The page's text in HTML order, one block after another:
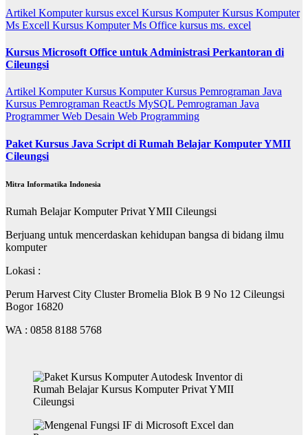
Artikel Komputerkursus excel Kursus KomputerKursus Komputer
Ms Excell Kursus Komputer Ms Office kursus ms. excel
Kursus Microsoft Office untuk Administrasi Perkantoran di
Cileungsi
Artikel KomputerKursus KomputerKursus Pemrograman Java
Kursus Pemrograman ReactJs MySQL Pemrograman Java
ProgrammerWeb Desain Web Programming
Paket Kursus Java Script di Rumah Belajar Komputer YMII
Cileungsi
Mitra Informatika Indonesia
Rumah Belajar Komputer Privat YMII Cileungsi
Berjuang untuk mencerdaskan kehidupan bangsa di bidang ilmu
komputer
Lokasi :
Perum Harvest City Cluster Bromelia Blok B 9 No 12 Cileungsi
Bogor 16820
WA : 0858 8188 5768